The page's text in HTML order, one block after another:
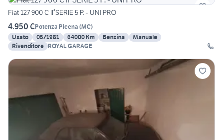
Fiat 127 900 C II°SERIE 5 P. - UNI PRO
4.950 €Potenza Picena (MC)
Usato
05/1981 64000 Km Benzina
Manuale
Rivenditore ROYAL GARAGE